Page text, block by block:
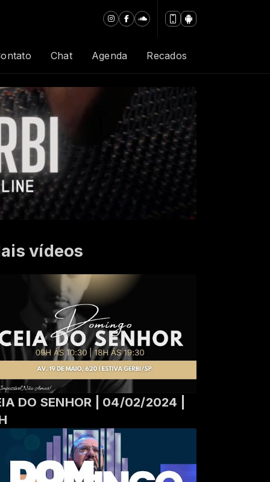
Chat Agenda Recados
vídeos
DO SENHOR | 04/02/2024 |